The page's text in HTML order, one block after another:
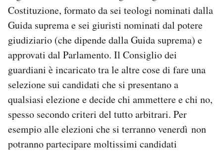
Costituzione, formato da sei teologi nominati dalla
Guida suprema e sei giuristi nominati dal potere
giudiziario (che dipende dalla Guida suprema) e
approvati dal Parlamento. Il Consiglio dei
guardiani è incaricato tra le altre cose di fare una
selezione sui candidati che si presentano a
qualsiasi elezione e decide chi ammettere e chi no,
spesso secondo criteri del tutto arbitrari. Per
esempio alle elezioni che si terranno venerdì non
potranno partecipare moltissimi candidati